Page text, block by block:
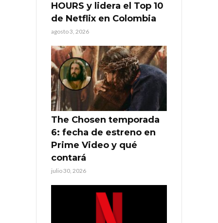
HOURS y lidera el Top 10
de Netflix en Colombia
agosto 3, 2026
The Chosen temporada
6: fecha de estreno en
Prime Video y qué
contará
julio 30, 2026